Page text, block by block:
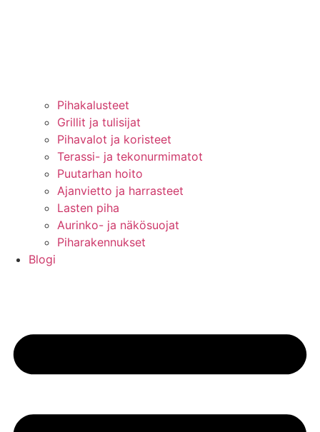
Pihakalusteet
Grillit ja tulisijat
Pihavalot ja koristeet
Terassi- ja tekonurmimatot
Puutarhan hoito
Ajanvietto ja harrasteet
Lasten piha
Aurinko- ja näkösuojat
Piharakennukset
Blogi